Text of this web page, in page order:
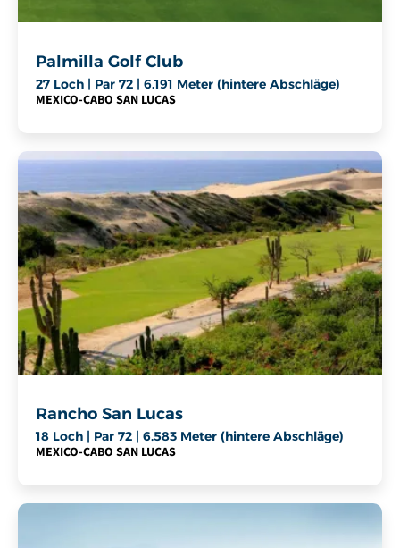
Palmilla Golf Club
27 Loch | Par 72 | 6.191 Meter (hintere Abschläge)
MEXICO-CABO SAN LUCAS
Rancho San Lucas
18 Loch | Par 72 | 6.583 Meter (hintere Abschläge)
MEXICO-CABO SAN LUCAS